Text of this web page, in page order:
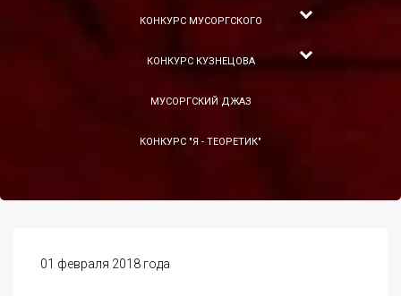
КОНКУРС МУСОРГСКОГО
КОНКУРС КУЗНЕЦОВА
МУСОРГСКИЙ ДЖАЗ
КОНКУРС "Я - ТЕОРЕТИК"
01 февраля 2018 года